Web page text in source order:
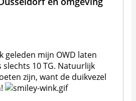
geleden mijn OWD laten
10 TG. Natuurlijk
zijn, want de duikvezel